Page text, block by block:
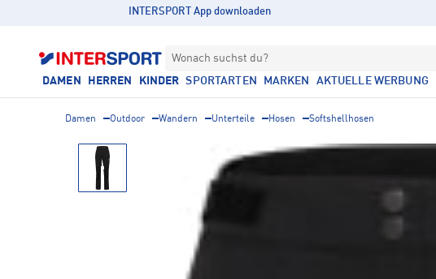
INTERSPORT App downloaden
Wonach suchst du?
DAMEN HERREN KINDER SPORTARTEN MARKEN AKTUELLE WERBUNG
Damen Outdoor Wandern Unterteile Hosen Softshellhosen